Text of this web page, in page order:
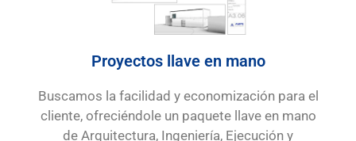
Proyectos llave en mano
Buscamos la facilidad y economización para el
cliente, ofreciéndole un paquete llave en mano
de Arquitectura, Ingeniería, Ejecución y